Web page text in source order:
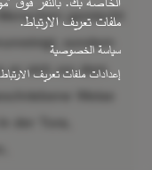
gemischt
sondern
er sich vor dem
Weise
der Tora,
ملفات تعريف الارتباط.
سياسة الخصوصية
إعدادات ملفات تعريف الارتباط